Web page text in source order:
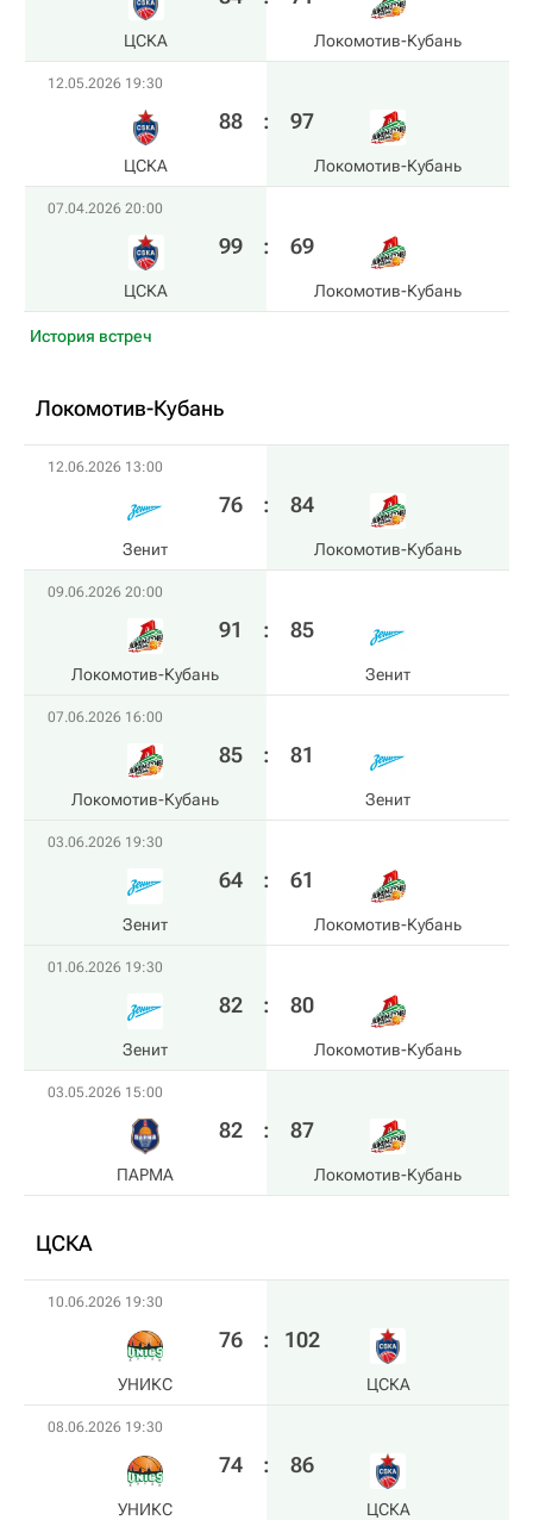
ЦСКА Локомотив-Кубань
12.05.2026 19:30
ЦСКА
88 : 97
Локомотив-Кубань
07.04.2026 20:00
ЦСКА
99 : 69
Локомотив-Кубань
История встреч
Локомотив-Кубань
12.06.2026 13:00
Зенит
76 : 84
Локомотив-Кубань
09.06.2026 20:00
Локомотив-Кубань
91 : 85
Зенит
07.06.2026 16:00
Локомотив-Кубань
85 : 81
Зенит
03.06.2026 19:30
Зенит
64 : 61
Локомотив-Кубань
01.06.2026 19:30
Зенит
82 : 80
Локомотив-Кубань
03.05.2026 15:00
ПАРМА
82 : 87
Локомотив-Кубань
ЦСКА
10.06.2026 19:30
УНИКС
76 : 102
ЦСКА
08.06.2026 19:30
УНИКС
74 : 86
ЦСКА